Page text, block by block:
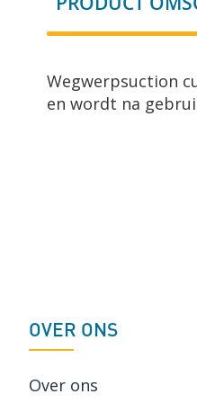
afbeeldingen-
gallerij
Wegwerpsuction
en wordt na
OVER ONS
Over ons